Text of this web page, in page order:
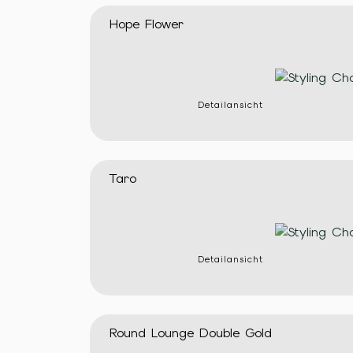
Hope Flower
Detailansicht
Taro
Detailansicht
Round Lounge Double Gold